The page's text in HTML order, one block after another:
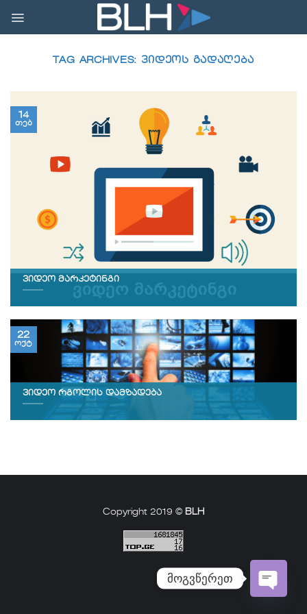
content
TAG ARCHIVES: ᲕᲘᲓᲔᲝᲡ ᲒᲐᲓᲐᲦᲔᲑᲐ
ვიდეო მარკეტინგი
14
თებ
ვიდეო რგოლის დამზადება
22
ოქტ
Copyright 2019 © BLH
მოგვწერეთ